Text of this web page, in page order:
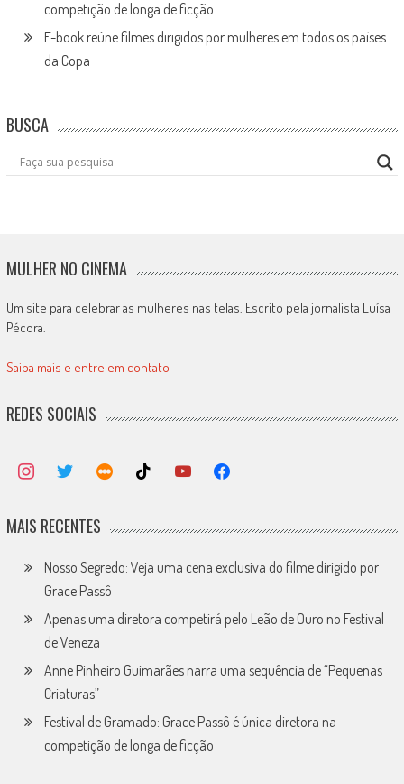
competição de longa de ficção
E-book reúne filmes dirigidos por mulheres em todos os países
da Copa
BUSCA
MULHER NO CINEMA
Um site para celebrar as mulheres nas telas. Escrito pela jornalista Luísa
Pécora.
Saiba mais e entre em contato
REDES SOCIAIS
MAIS RECENTES
Nosso Segredo: Veja uma cena exclusiva do filme dirigido por
Grace Passô
Apenas uma diretora competirá pelo Leão de Ouro no Festival
de Veneza
Anne Pinheiro Guimarães narra uma sequência de “Pequenas
Criaturas”
Festival de Gramado: Grace Passô é única diretora na
competição de longa de ficção